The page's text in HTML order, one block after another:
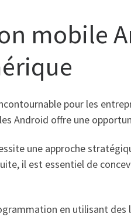
mobile
pour les
Android offre une
une approche
il est essentiel de
en utilisant